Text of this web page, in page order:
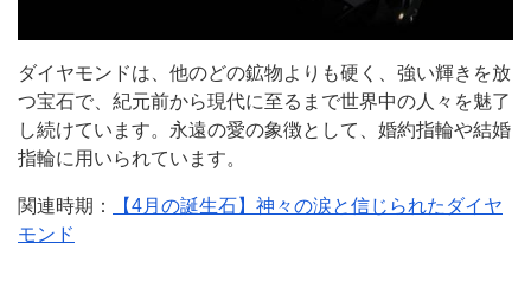
ダイヤモンドは、他のどの鉱物よりも硬く、強い輝きを放
つ宝石で、紀元前から現代に至るまで世界中の人々を魅了
し続けています。永遠の愛の象徴として、婚約指輪や結婚
指輪に用いられています。
関連時期：
【4月の誕生石】神々の涙と信じられたダイヤ
モンド